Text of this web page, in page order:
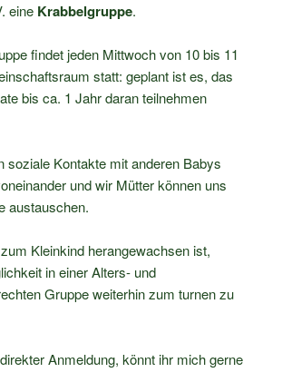
eine Krabbelgruppe.
findet jeden Mittwoch von 10 bis 11
statt: geplant ist es, das
bis ca. 1 Jahr daran teilnehmen
soziale Kontakte mit anderen Babys
und wir Mütter können uns
austauschen.
Kleinkind herangewachsen ist,
in einer Alters- und
Gruppe weiterhin zum turnen zu
Anmeldung, könnt ihr mich gerne